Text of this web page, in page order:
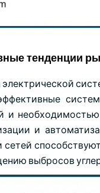
тенденции
и
и
выбросов